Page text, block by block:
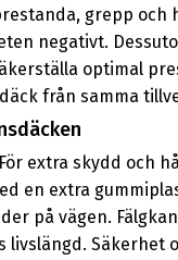
grepp
negativt.
optimal
från samma
extra skydd och
en extra
på vägen.
livslängd.